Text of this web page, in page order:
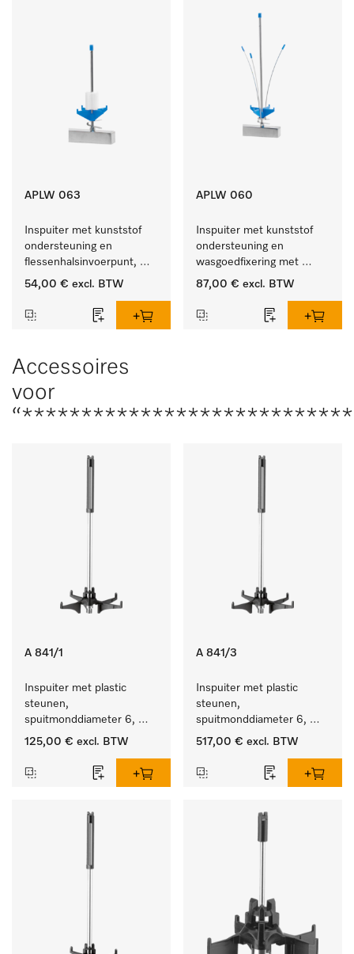
APLW 063
Inspuiter met kunststof
ondersteuning en
flessenhalsinvoerpunt,
ster, Ø 6, lengte 175 mm.
54,00 € excl. BTW
APLW 060
Inspuiter met kunststof
ondersteuning en
wasgoedfixering met
vergr., Ø 6, lengte
87,00 € excl. BTW
Accessoires
voor
A 841/1
Inspuiter met plastic
steunen,
spuitmonddiameter 6,
lengte 210 mm, 5 stuks
125,00 € excl. BTW
A 841/3
Inspuiter met plastic
steunen,
spuitmonddiameter 6,
lengte 210 mm, 20 stuks
517,00 € excl. BTW